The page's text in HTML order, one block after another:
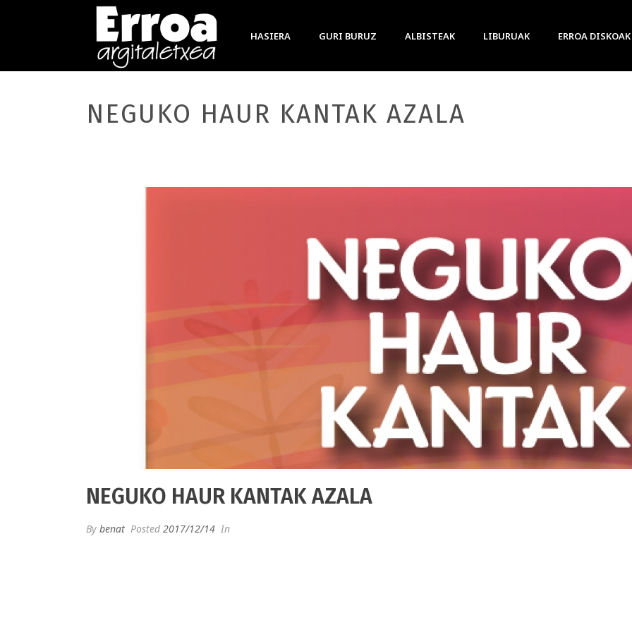
HASIERA GURI BURUZ ALBISTEAK LIBURUAK ERROA DISKOAK
NEGUKO HAUR KANTAK AZALA
NEGUKO HAUR KANTAK AZALA
By benat Posted2017/12/14 In